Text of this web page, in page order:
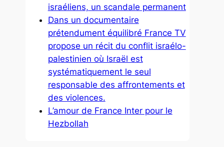
israéliens, un scandale permanent
Dans un documentaire
prétendument équilibré France TV
propose un récit du conflit israélo-
palestinien où Israël est
systématiquement le seul
responsable des affrontements et
des violences.
L’amour de France Inter pour le
Hezbollah